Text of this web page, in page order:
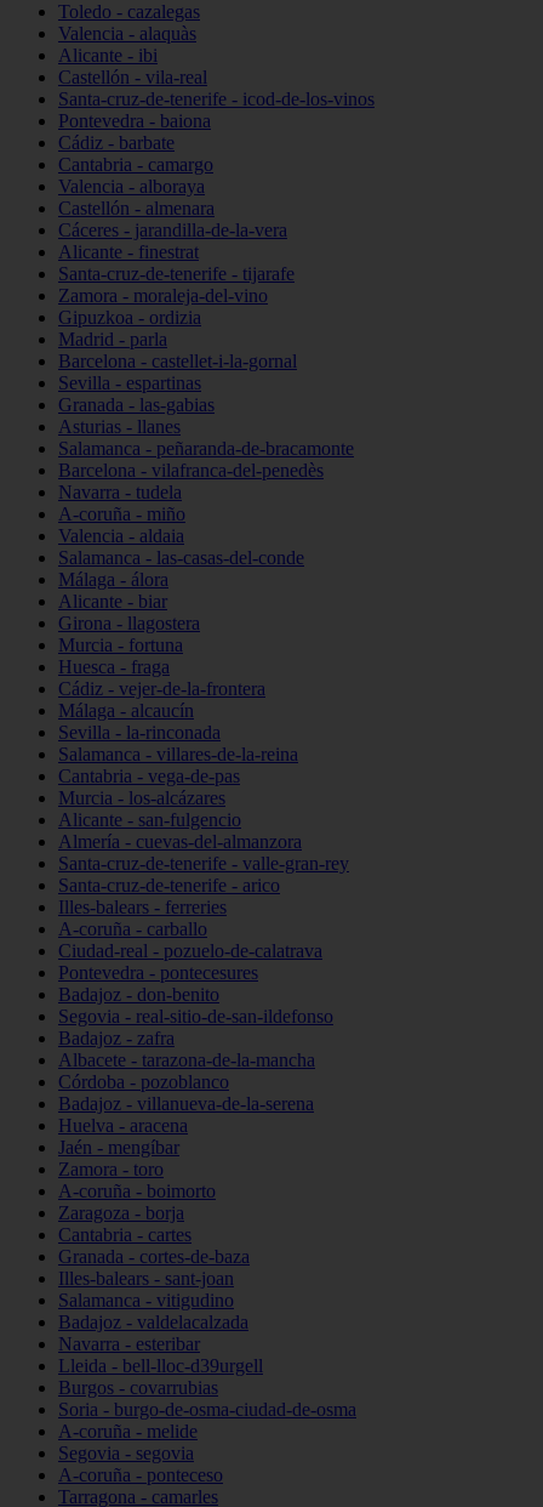
Toledo - cazalegas
Valencia - alaquàs
Alicante - ibi
Castellón - vila-real
Santa-cruz-de-tenerife - icod-de-los-vinos
Pontevedra - baiona
Cádiz - barbate
Cantabria - camargo
Valencia - alboraya
Castellón - almenara
Cáceres - jarandilla-de-la-vera
Alicante - finestrat
Santa-cruz-de-tenerife - tijarafe
Zamora - moraleja-del-vino
Gipuzkoa - ordizia
Madrid - parla
Barcelona - castellet-i-la-gornal
Sevilla - espartinas
Granada - las-gabias
Asturias - llanes
Salamanca - peñaranda-de-bracamonte
Barcelona - vilafranca-del-penedès
Navarra - tudela
A-coruña - miño
Valencia - aldaia
Salamanca - las-casas-del-conde
Málaga - álora
Alicante - biar
Girona - llagostera
Murcia - fortuna
Huesca - fraga
Cádiz - vejer-de-la-frontera
Málaga - alcaucín
Sevilla - la-rinconada
Salamanca - villares-de-la-reina
Cantabria - vega-de-pas
Murcia - los-alcázares
Alicante - san-fulgencio
Almería - cuevas-del-almanzora
Santa-cruz-de-tenerife - valle-gran-rey
Santa-cruz-de-tenerife - arico
Illes-balears - ferreries
A-coruña - carballo
Ciudad-real - pozuelo-de-calatrava
Pontevedra - pontecesures
Badajoz - don-benito
Segovia - real-sitio-de-san-ildefonso
Badajoz - zafra
Albacete - tarazona-de-la-mancha
Córdoba - pozoblanco
Badajoz - villanueva-de-la-serena
Huelva - aracena
Jaén - mengíbar
Zamora - toro
A-coruña - boimorto
Zaragoza - borja
Cantabria - cartes
Granada - cortes-de-baza
Illes-balears - sant-joan
Salamanca - vitigudino
Badajoz - valdelacalzada
Navarra - esteribar
Lleida - bell-lloc-d39urgell
Burgos - covarrubias
Soria - burgo-de-osma-ciudad-de-osma
A-coruña - melide
Segovia - segovia
A-coruña - ponteceso
Tarragona - camarles